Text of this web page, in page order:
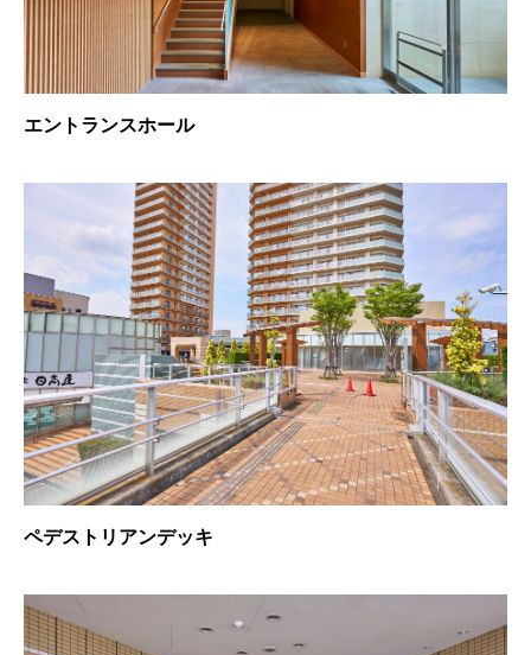
エントランスホール
ペデストリアンデッキ